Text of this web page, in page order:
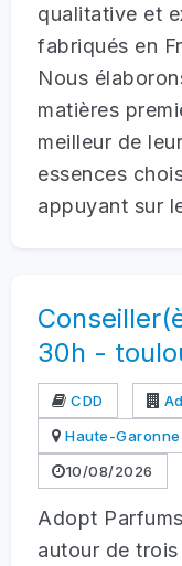
qualitative et
fabriqués en
Nous
matières
meilleur de
essences
appuyant sur
30h -
CDD
Haute-
10/08/2026
Adopt
autour de